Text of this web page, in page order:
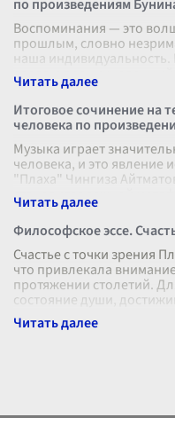
по произведениям
Воспоминания — это
прошлым, словно
наша
слова и проникновенный
Итоговое сочинение на
человека по
Музыка играет
человека, и это явление
"Плаха" Чингиза
становится важной
Философское эссе.
Счастье с точки зрения
что привлекала
протяжении столетий.
состояние души,